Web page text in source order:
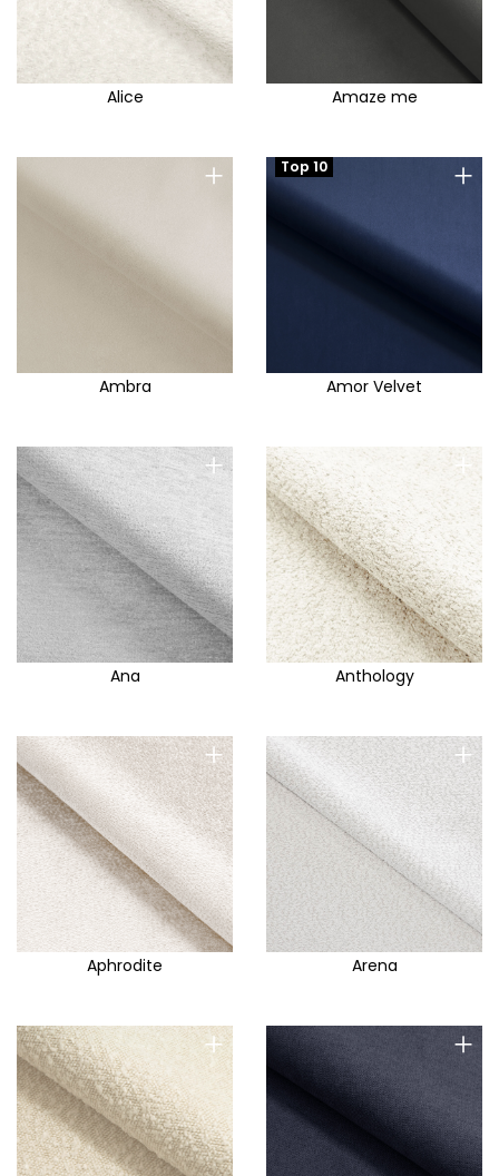
Alice Amaze me
+
Ambra
+
Top 10
Amor Velvet
+
Ana
+
Anthology
+
Aphrodite
+
Arena
+ +